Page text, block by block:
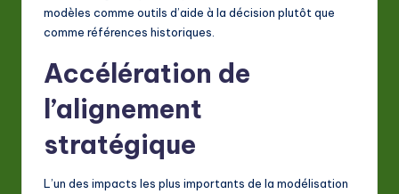
modèles comme outils d’aide à la décision plutôt que
comme références historiques.
Accélération de
l’alignement
stratégique
L’un des impacts les plus importants de la modélisation